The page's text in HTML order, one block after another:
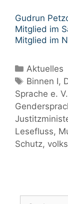
Gudrun
Mitglied im
Mitglied im
Kategorien
Aktuelles
Binnen I,
Sprache e. V.
Lesefluss,
Schutz,